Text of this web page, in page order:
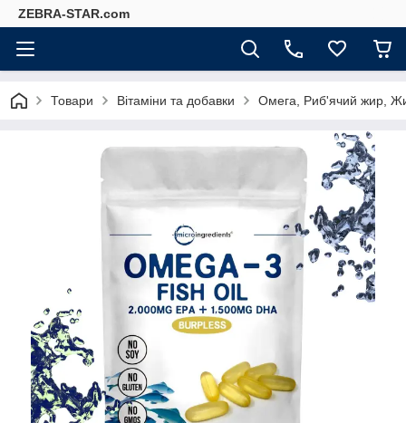
ZEBRA-STAR.com
Товари Вітаміни та добавки Омега, Риб'ячий жир,